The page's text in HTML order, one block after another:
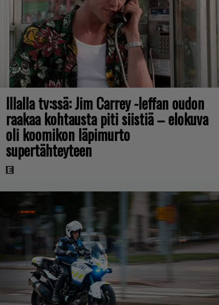
Illalla tv:ssä: Jim Carrey -leffan oudon
raakaa kohtausta piti siistiä – elokuva
oli koomikon läpimurto
supertähteyteen